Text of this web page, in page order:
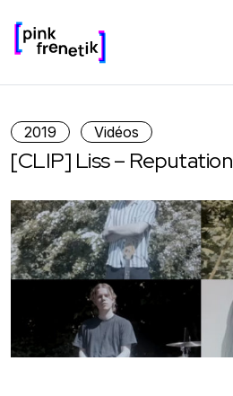
2019 Vidéos
[CLIP] Liss – Reputation